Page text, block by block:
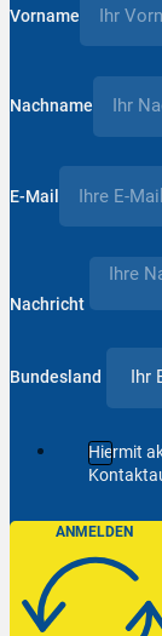
Vorname
Nachname
E-Mail
Nachricht
Bundesland
Hiermit
ANMELDEN